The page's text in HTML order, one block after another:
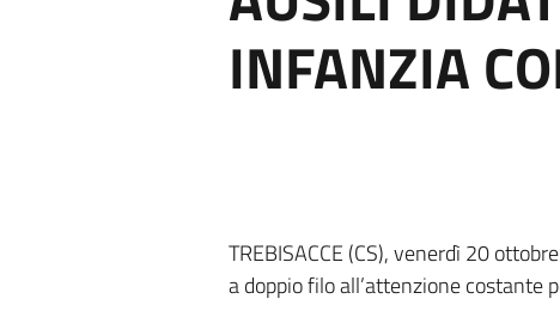
INFANZIA
TREBISACCE (CS), venerdì 20
a doppio filo all’attenzione costante